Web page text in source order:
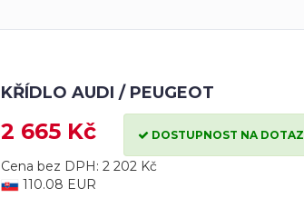
KŘÍDLO AUDI / PEUGEOT
2 665 Kč DOSTUPNOST NA DOTAZ
Cena bez DPH: 2 202 Kč
110.08 EUR